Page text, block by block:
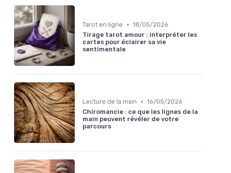
Tarot en ligne • 18/05/2026
Tirage tarot amour : interpréter les
cartes pour éclairer sa vie
sentimentale
Lecture de la main • 16/05/2026
Chiromancie : ce que les lignes de la
main peuvent révéler de votre
parcours